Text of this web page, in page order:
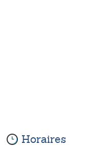
Horaires